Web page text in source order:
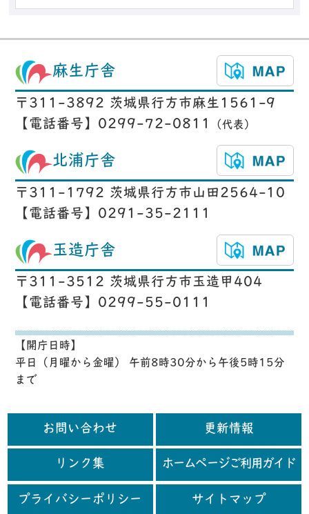
麻生庁舎
〒311-3892 茨城県行方市麻生1561-9
【電話番号】0299-72-0811
（代表）
北浦庁舎
〒311-1792 茨城県行方市山田2564-10
【電話番号】0291-35-2111
玉造庁舎
〒311-3512 茨城県行方市玉造甲404
【電話番号】0299-55-0111
【開庁日時】
平日（月曜から金曜） 午前8時30分から午後5時15分
まで
お問い合わせ 更新情報
リンク集 ホームページご利用ガイド
プライバシーポリシー サイトマップ